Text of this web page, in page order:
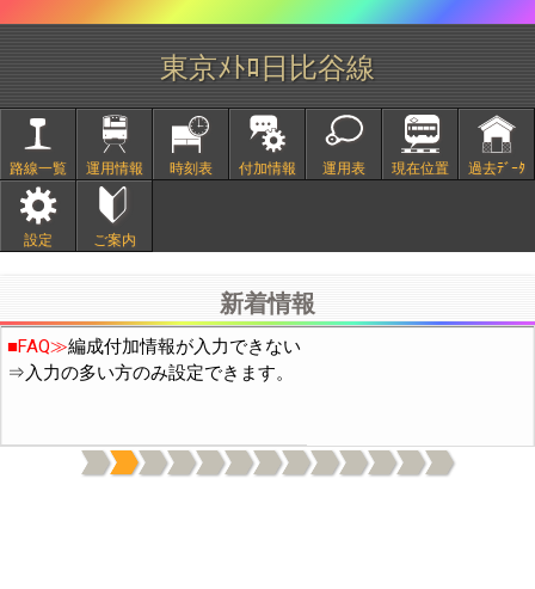
東京ﾒﾄﾛ日比谷線
路線一覧 運用情報 時刻表 付加情報 運用表 現在位置 過去ﾃﾞｰﾀ
設定 ご案内
新着情報
2/20頃より中国IPから通常の10倍程度のアクセスがありサイト
が不安定になっておりました。穴埋め作業の結果、現在は通常の
■FAQ≫編成付加情報が入力できない
⇒入力の多い方のみ設定できます。
上記機能は付加情報の表示(日付下の電球と歯車のｱｲｺﾝ)をONに